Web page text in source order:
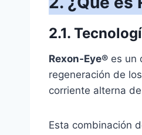
2.1.
Rexon‑Eye® es un
regeneración de
corriente alterna
Esta combinación